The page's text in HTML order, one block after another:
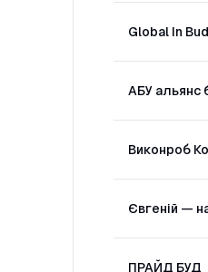
Global In Bud
АБУ альянс
Виконроб
Євгеній —
ПРАЙД БУД